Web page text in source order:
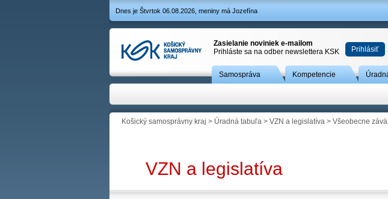
Dnes je Štvrtok 06.08.2026, meniny má Jozefína
Zasielanie noviniek e-mailom
Prihláste sa na odber newslettera KSK
Prihlásiť
Samospráva Kompetencie
Košický samosprávny kraj > Úradná tabuľa > VZN a legislatíva > Všeobecne
VZN a legislatíva